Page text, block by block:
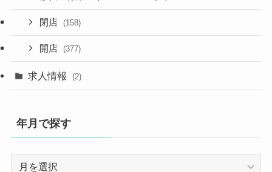
閉店 (158)
開店 (377)
求人情報 (2)
年月で探す